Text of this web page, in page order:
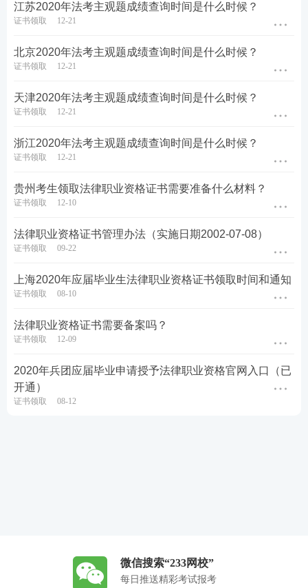
江苏2020年法考主观题成绩查询时间是什么时候？
证书领取 12-21
北京2020年法考主观题成绩查询时间是什么时候？
证书领取 12-21
天津2020年法考主观题成绩查询时间是什么时候？
证书领取 12-21
浙江2020年法考主观题成绩查询时间是什么时候？
证书领取 12-21
贵州考生领取法律职业资格证书需要准备什么材料？
证书领取 12-10
法律职业资格证书管理办法（实施日期2002-07-08）
证书领取 09-22
上海2020年应届毕业生法律职业资格证书领取时间和通知
证书领取 08-10
法律职业资格证书需要备案吗？
证书领取 12-09
2020年兵团应届毕业申请授予法律职业资格官网入口（已
开通）
证书领取 08-12
微信搜索“233网校”
每日推送精彩考试报考